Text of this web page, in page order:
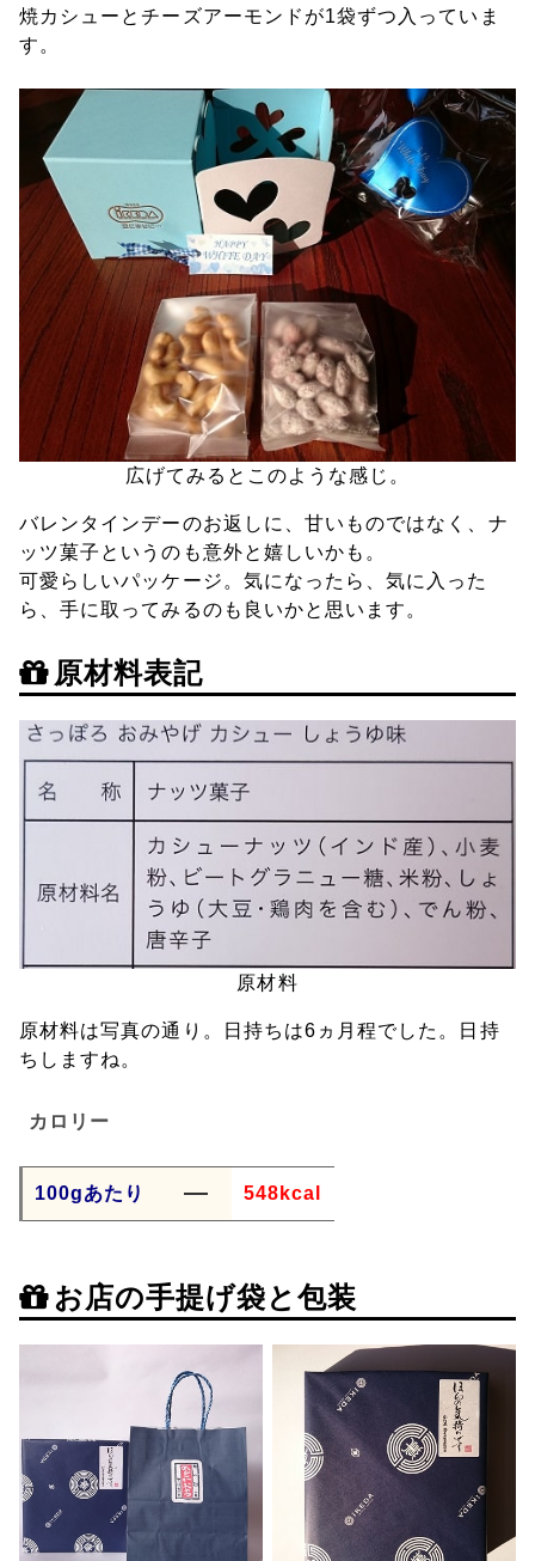
焼カシューとチーズアーモンドが1袋ずつ入っていま
す。
広げてみるとこのような感じ。
バレンタインデーのお返しに、甘いものではなく、ナ
ッツ菓子というのも意外と嬉しいかも。
可愛らしいパッケージ。気になったら、気に入った
ら、手に取ってみるのも良いかと思います。
原材料表記
原材料
原材料は写真の通り。日持ちは6ヵ月程でした。日持
ちしますね。
カロリー
100gあたり 548kcal
お店の手提げ袋と包装